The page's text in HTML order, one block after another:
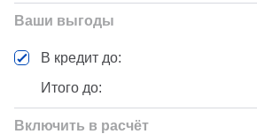
Ваши выгоды
В кредит до:
Итого до:
Включить в расчёт